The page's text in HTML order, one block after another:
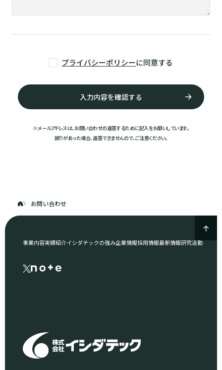
プライバシーポリシーに同意する
※メールアドレスは、お問い合わせの返答するために記入をお願いしています。
誤りがあった場合、返答できませんので、ご注意ください。
お問い合わせ
事業内容実績紹介イシダテックの強み企業情報採用情報最新情報研究活動